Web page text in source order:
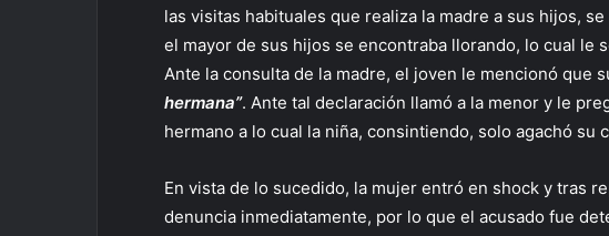
las visitas habituales que realiza la madre a sus hijos,
el mayor de sus hijos se encontraba llorando, lo cual le
Ante la consulta de la madre, el joven le mencionó que
hermana”. Ante tal declaración llamó a la menor y le
hermano a lo cual la niña, consintiendo, solo agachó su
En vista de lo sucedido, la mujer entró en shock y tras
denuncia inmediatamente, por lo que el acusado fue